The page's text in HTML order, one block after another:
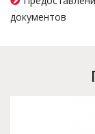
документов